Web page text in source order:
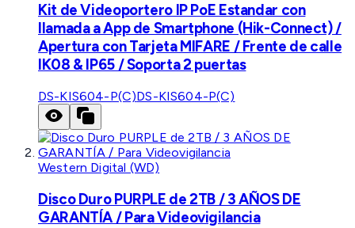
Kit de Videoportero IP PoE Estandar con
llamada a App de Smartphone (Hik-Connect) /
Apertura con Tarjeta MIFARE / Frente de calle
IK08 & IP65 / Soporta 2 puertas
DS-KIS604-P(C)DS-KIS604-P(C)
Western Digital (WD)
Disco Duro PURPLE de 2TB / 3 AÑOS DE
GARANTÍA / Para Videovigilancia